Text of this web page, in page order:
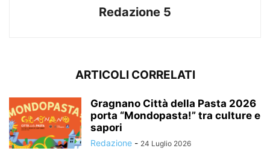
Redazione 5
ARTICOLI CORRELATI
Gragnano Città della Pasta 2026
porta “Mondopasta!” tra culture e
sapori
Redazione - 24 Luglio 2026